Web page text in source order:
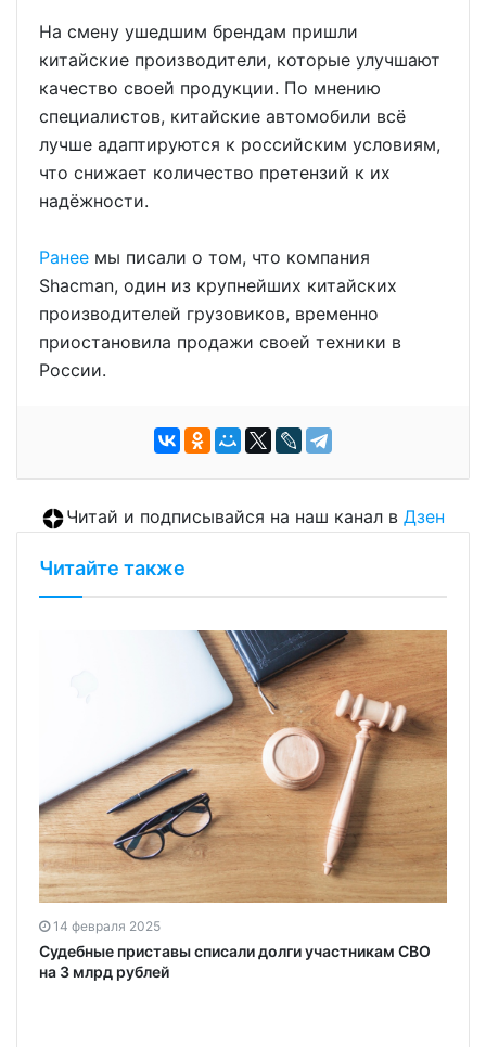
На смену ушедшим брендам пришли
китайские производители, которые улучшают
качество своей продукции. По мнению
специалистов, китайские автомобили всё
лучше адаптируются к российским условиям,
что снижает количество претензий к их
надёжности.
Ранее мы писали о том, что компания
Shacman, один из крупнейших китайских
производителей грузовиков, временно
приостановила продажи своей техники в
России.
Читай и подписывайся на наш канал в Дзен
Читайте также
14 февраля 2025
Судебные приставы списали долги участникам СВО
на 3 млрд рублей